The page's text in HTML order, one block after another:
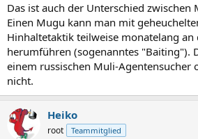
Das ist auch der Unterschied zwischen
Einen Mugu kann man mit
Hinhaltetaktik teilweise monatelang an
herumführen (sogenanntes "Baiting").
einem russischen Muli-Agentensucher
nicht.
Heiko
root Teammitglied